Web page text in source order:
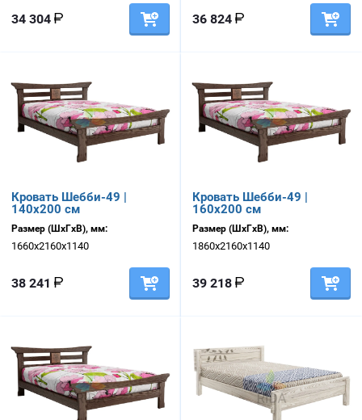
34 304 36 824
Кровать Шебби-49 |
140х200 см
Размер (ШхГхВ), мм:
1660х2160х1140
38 241
Кровать Шебби-49 |
160х200 см
Размер (ШхГхВ), мм:
1860х2160х1140
39 218